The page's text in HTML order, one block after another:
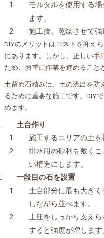
モルタルを使用する
ます。
施工後、乾燥させて強
DIYのメリットはコストを抑え
にあります。しかし、正しい手
ため、慎重に作業を進めること
土留め石積みは、土の流出を防
るために重要な施工です。DIY
めます。
土台作り
施工するエリアの土を
排水用の砂利を敷く
い構造にします。
一段目の石を設置
土台部分に最も大き
しながら並べます。
土圧をしっかり支え
すると強度が増します